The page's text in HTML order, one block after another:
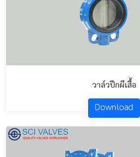
วาล์วปีกผีเสื้อ
Download